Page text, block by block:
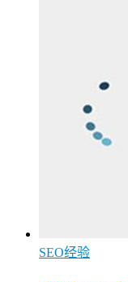
SEO经验